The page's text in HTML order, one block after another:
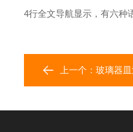
4行全文导航显示，有六种
上一个： 玻璃器